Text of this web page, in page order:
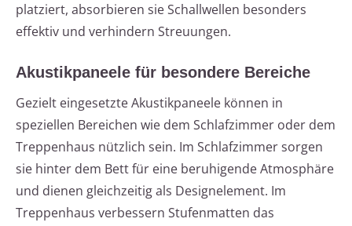
platziert, absorbieren sie Schallwellen besonders
effektiv und verhindern Streuungen.
Akustikpaneele für besondere Bereiche
Gezielt eingesetzte Akustikpaneele können in
speziellen Bereichen wie dem Schlafzimmer oder dem
Treppenhaus nützlich sein. Im Schlafzimmer sorgen
sie hinter dem Bett für eine beruhigende Atmosphäre
und dienen gleichzeitig als Designelement. Im
Treppenhaus verbessern Stufenmatten das